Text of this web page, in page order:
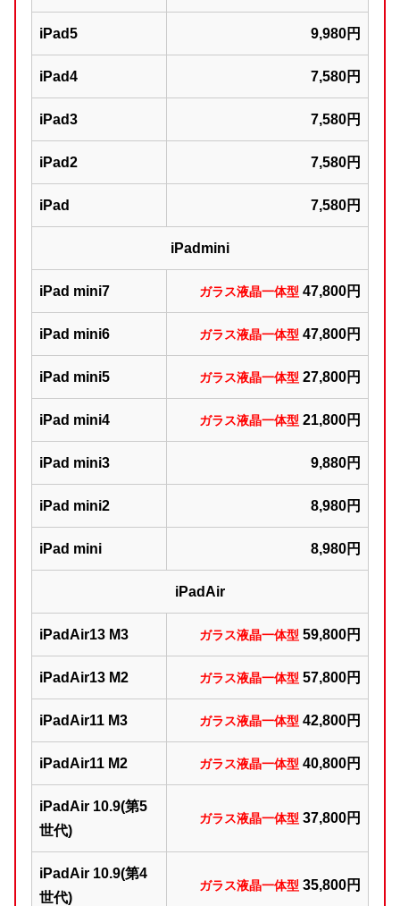
iPad5 9,980円
iPad4 7,580円
iPad3 7,580円
iPad2 7,580円
iPad 7,580円
iPadmini
iPad mini7 ガラス液晶一体型 47,800円
iPad mini6 ガラス液晶一体型 47,800円
iPad mini5 ガラス液晶一体型 27,800円
iPad mini4 ガラス液晶一体型 21,800円
iPad mini3 9,880円
iPad mini2 8,980円
iPad mini 8,980円
iPadAir
iPadAir13 M3 ガラス液晶一体型 59,800円
iPadAir13 M2 ガラス液晶一体型 57,800円
iPadAir11 M3 ガラス液晶一体型 42,800円
iPadAir11 M2 ガラス液晶一体型 40,800円
iPadAir 10.9(第5
世代)
ガラス液晶一体型 37,800円
iPadAir 10.9(第4
世代)
ガラス液晶一体型 35,800円